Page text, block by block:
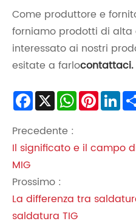
Come produttore e
forniamo prodotti di alta
interessato ai nostri
esitate a farlocontattaci.
Facebook
X WhatsApp
Precedente :
Il significato e il campo
MIG
Prossimo :
La differenza tra
saldatura TIG